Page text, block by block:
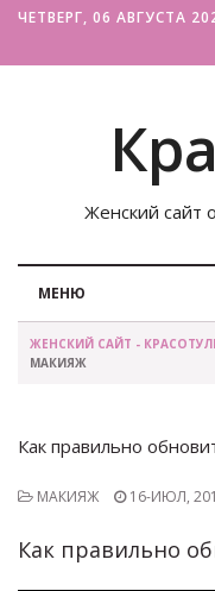
ЧЕТВЕРГ, 06 АВГУСТА
Женский сайт
МЕНЮ
ЖЕНСКИЙ САЙТ -
МАКИЯЖ
Как правильно
МАКИЯЖ 16-ИЮЛ,
Как правильно